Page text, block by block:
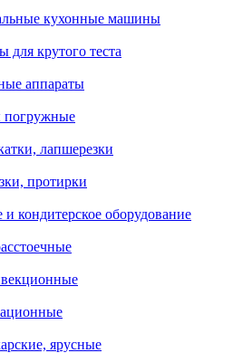
кухонные машины
для крутого теста
аппараты
лапшерезки
протирки
кондитерское оборудование
ярусные